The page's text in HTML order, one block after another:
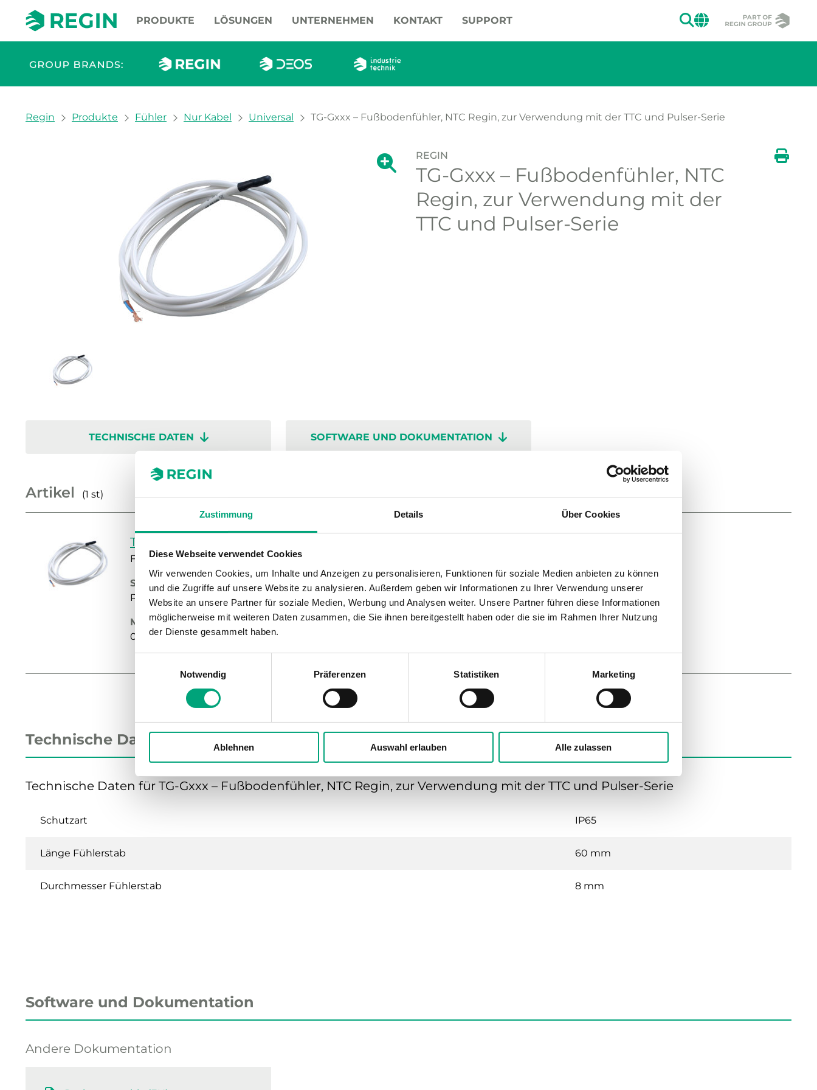
Zustimmung Details Über Cookies
Diese Webseite verwendet Cookies
Wir verwenden Cookies, um Inhalte und Anzeigen zu personalisieren, Funktionen für soziale Medien anbieten zu können
und die Zugriffe auf unsere Website zu analysieren. Außerdem geben wir Informationen zu Ihrer Verwendung unserer
Website an unsere Partner für soziale Medien, Werbung und Analysen weiter. Unsere Partner führen diese Informationen
möglicherweise mit weiteren Daten zusammen, die Sie ihnen bereitgestellt haben oder die sie im Rahmen Ihrer Nutzung
der Dienste gesammelt haben.
Notwendig
Präferenzen Statistiken Marketing
Ablehnen Auswahl erlauben Alle zulassen
PRODUKTE LÖSUNGEN UNTERNEHMEN KONTAKT SUPPORT SUCHEN
CHANGE
You are here:
Regin Produkte Fühler Nur Kabel Universal TG-Gxxx – Fußbodenfühler, NTC Regin, zur Verwendung mit der TTC und Pulser-Serie
Zeige große Version des Bildes.
Zeige große Version des Bildes.
REGIN
TG-Gxxx – Fußbodenfühler, NTC
Regin, zur Verwendung mit der
TTC und Pulser-Serie
TECHNISCHE DATEN SOFTWARE UND DOKUMENTATION
Artikel (1 st)
TG-G130
Fußbodenfühler
Sensor-Schnittstelle
Passiv
Display
Nein
Kabellänge
2.5 m
Messbereich, Temperatur
0…30 °C
Nennwiderstand
Technische Daten
Technische Daten für TG-Gxxx – Fußbodenfühler, NTC Regin, zur Verwendung mit der TTC und Pulser-Serie
Schutzart IP65
Länge Fühlerstab 60 mm
Durchmesser Fühlerstab 8 mm
Software und Dokumentation
Andere Dokumentation